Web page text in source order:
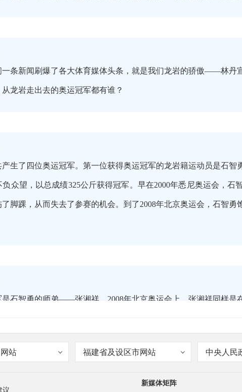
一条新闻刷爆了各大体育媒体头条，就是我们龙岩的骄傲——林丹
龙岩走出去的奥运冠军都有谁？
生了四位奥运冠军。第一位获得奥运冠军的龙岩籍运动员是石智
众望，以总成绩325公斤获得冠军。早在2000年悉尼奥运会，石
脚踝，从而失去了参赛的机会。到了2008年北京奥运会，石智勇
石智勇的师弟——张湘祥，2008年北京奥运会上，张湘祥同样是
站 福建省及设区市网站 中央人民
议
新媒体矩阵